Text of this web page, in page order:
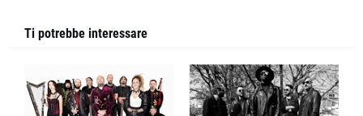
Ti potrebbe interessare